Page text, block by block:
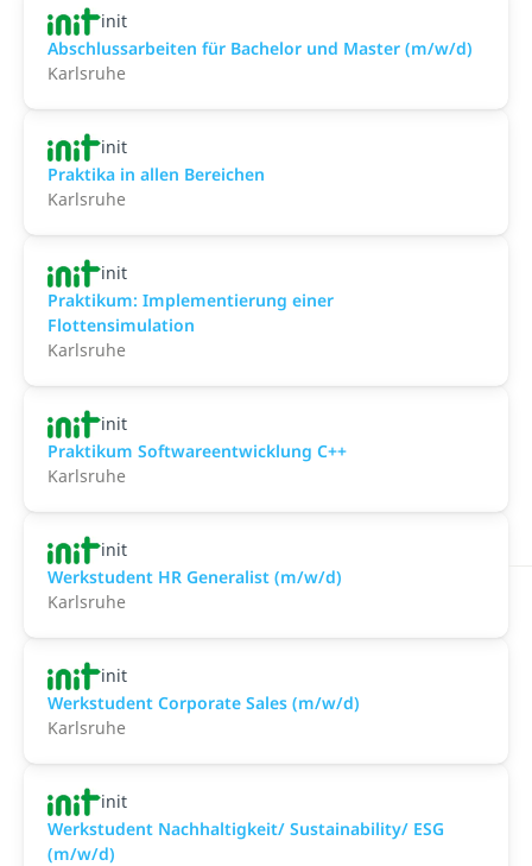
init
Abschlussarbeiten für Bachelor und Master (m/w/d)
Karlsruhe
init
Praktika in allen Bereichen
Karlsruhe
init
Praktikum: Implementierung einer
Flottensimulation
Karlsruhe
init
Praktikum Softwareentwicklung C++
Karlsruhe
init
Werkstudent HR Generalist (m/w/d)
Karlsruhe
init
Werkstudent Corporate Sales (m/w/d)
Karlsruhe
init
Werkstudent Nachhaltigkeit/ Sustainability/ ESG
(m/w/d)